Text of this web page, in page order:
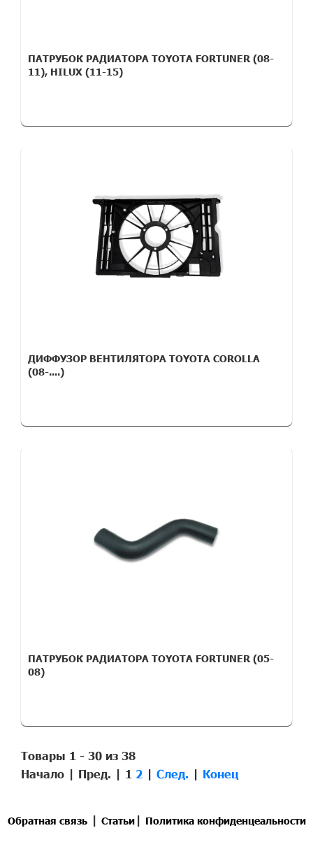
ПАТРУБОК РАДИАТОРА TOYOTA FORTUNER (08-
11), HILUX (11-15)
ДИФФУЗОР ВЕНТИЛЯТОРА TOYOTA COROLLA
(08-....)
ПАТРУБОК РАДИАТОРА TOYOTA FORTUNER (05-
08)
Товары 1 - 30 из 38
Начало | Пред. | 1 2 | След. | Конец
Обратная связь| Статьи| Политика конфиденцеальности